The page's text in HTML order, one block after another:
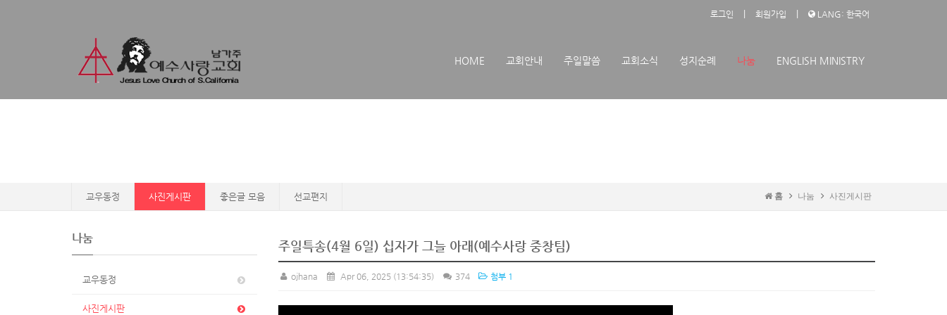
로그인 회원가입 LANG: 한국어
HOME 교회안내 주일말씀 교회소식 성지순례 나눔 ENGLISH MINISTRY
교우동정 사진게시판 좋은글 모음 선교편지 홈 나눔 사진게시판
나눔
교우동정
사진게시판
주일특송(4월 6일) 십자가 그늘 아래(예수사랑 중창팀)
ojhana Apr 06, 2025 (13:54:35) 374 첨부 1